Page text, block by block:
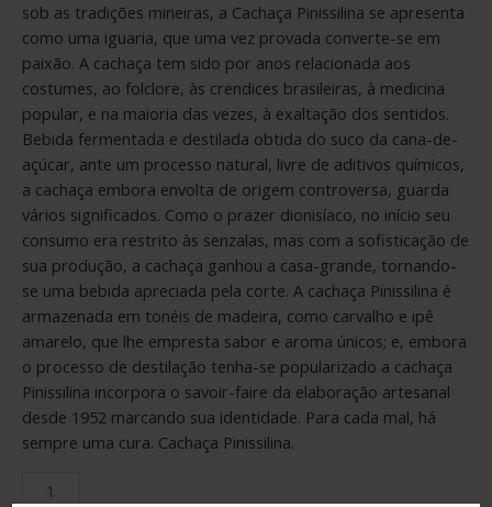
sob as tradições mineiras, a Cachaça Pinissilina se apresenta
como uma iguaria, que uma vez provada converte-se em
paixão. A cachaça tem sido por anos relacionada aos
costumes, ao folclore, às crendices brasileiras, à medicina
popular, e na maioria das vezes, à exaltação dos sentidos.
Bebida fermentada e destilada obtida do suco da cana-de-
açúcar, ante um processo natural, livre de aditivos químicos,
a cachaça embora envolta de origem controversa, guarda
vários significados. Como o prazer dionisíaco, no início seu
consumo era restrito às senzalas, mas com a sofisticação de
sua produção, a cachaça ganhou a casa-grande, tornando-
se uma bebida apreciada pela corte. A cachaça Pinissilina é
armazenada em tonéis de madeira, como carvalho e ipê
amarelo, que lhe empresta sabor e aroma únicos; e, embora
o processo de destilação tenha-se popularizado a cachaça
Pinissilina incorpora o savoir-faire da elaboração artesanal
desde 1952 marcando sua identidade. Para cada mal, há
sempre uma cura. Cachaça Pinissilina.